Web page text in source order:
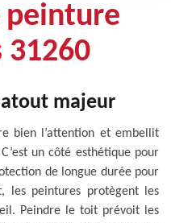
peinture
31260
majeur
bien l’attention et embellit
un côté esthétique pour
de longue durée pour
les peintures protègent les
Peindre le toit prévoit les